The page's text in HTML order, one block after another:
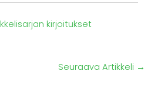
kirjoitukset
Seuraava Artikkeli →